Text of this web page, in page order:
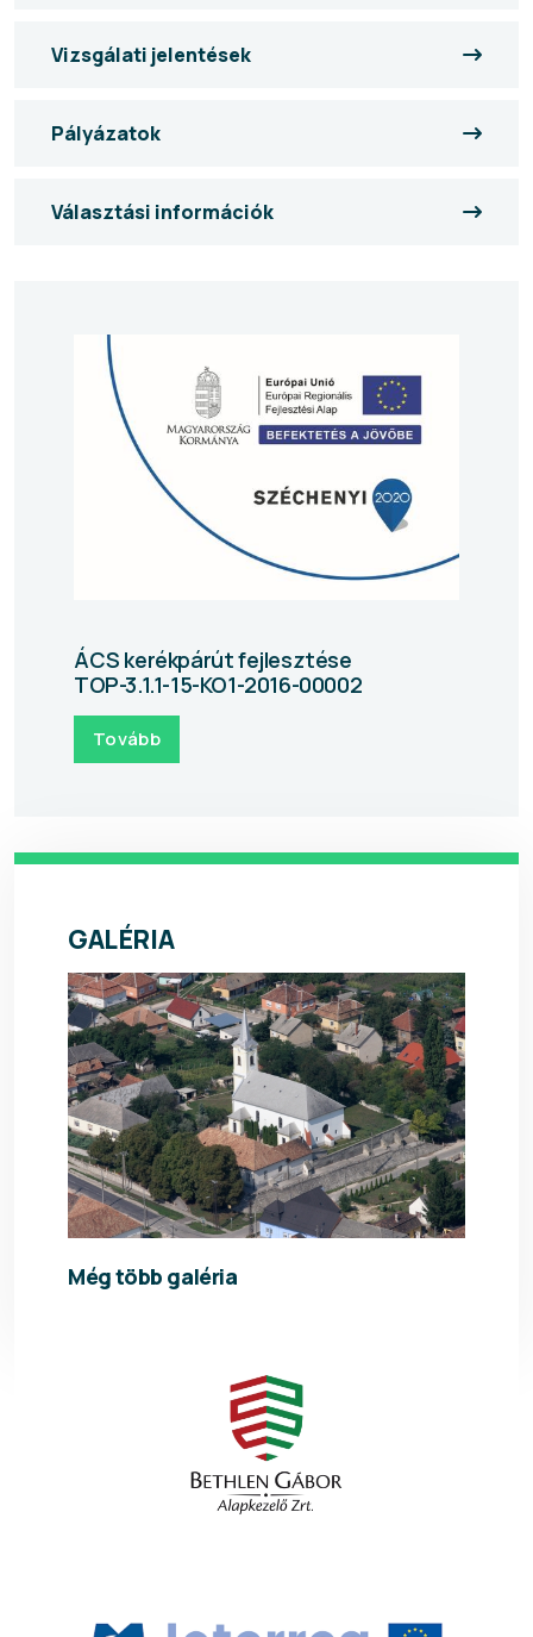
Vizsgálati jelentések
Pályázatok
Választási információk
ÁCS kerékpárút fejlesztése
TOP-3.1.1-15-KO1-2016-00002
Tovább
GALÉRIA
Még több galéria